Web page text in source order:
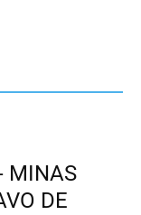
MINAS
DE